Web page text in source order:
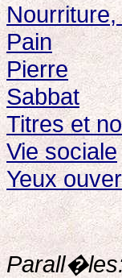
Pain
Pierre
Sabbat
Titres et
Vie sociale
Yeux